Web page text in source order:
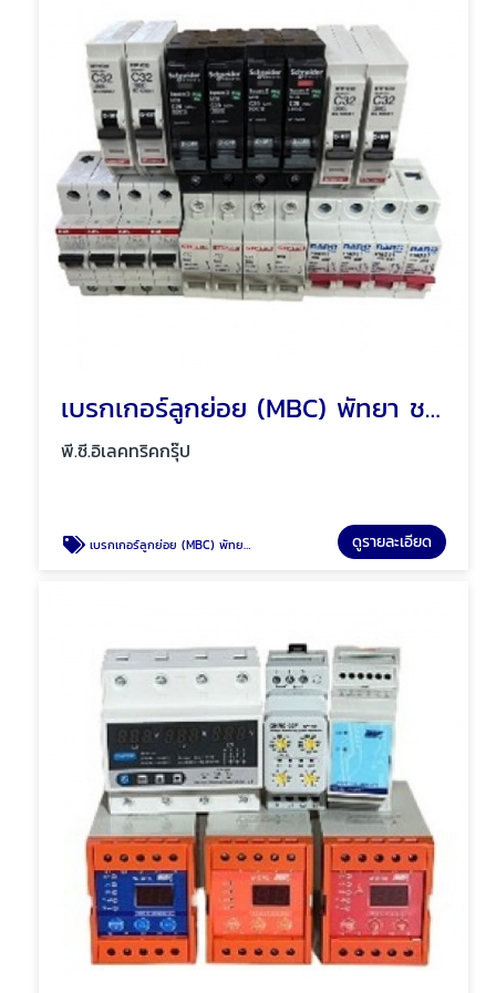
เบรกเกอร์ลูกย่อย (MBC) พัทยา ชลบุรี
พี.ซี.อิเลคทริคกรุ๊ป
เบรกเกอร์ลูกย่อย (MBC) พัทยา ชลบุรี ดูรายละเอียด